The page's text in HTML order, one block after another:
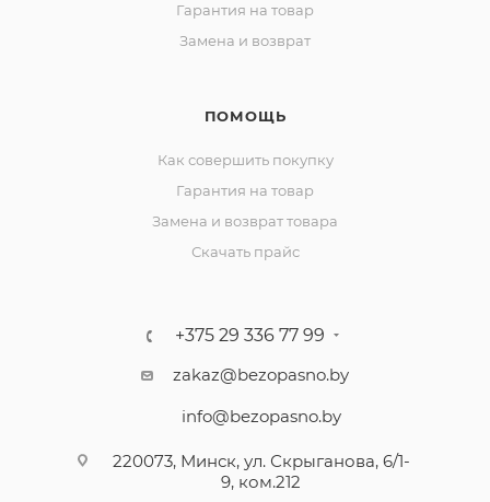
Гарантия на товар
Замена и возврат
ПОМОЩЬ
Как совершить покупку
Гарантия на товар
Замена и возврат товара
Скачать прайс
+375 29 336 77 99
zakaz@bezopasno.by
info@bezopasno.by
220073, Минск, ул. Скрыганова, 6/1-
9, ком.212